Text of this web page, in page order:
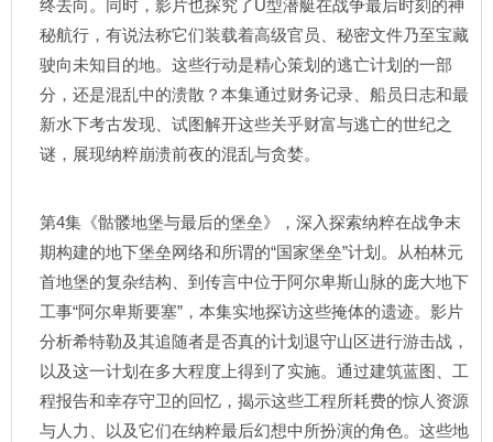
终去向。同时，影片也探究了U型潜艇在战争最后时刻的神
秘航行，有说法称它们装载着高级官员、秘密文件乃至宝藏
驶向未知目的地。这些行动是精心策划的逃亡计划的一部
分，还是混乱中的溃散？本集通过财务记录、船员日志和最
新水下考古发现、试图解开这些关乎财富与逃亡的世纪之
谜，展现纳粹崩溃前夜的混乱与贪婪。
第4集《骷髅地堡与最后的堡垒》，深入探索纳粹在战争末
期构建的地下堡垒网络和所谓的“国家堡垒”计划。从柏林元
首地堡的复杂结构、到传言中位于阿尔卑斯山脉的庞大地下
工事“阿尔卑斯要塞”，本集实地探访这些掩体的遗迹。影片
分析希特勒及其追随者是否真的计划退守山区进行游击战，
以及这一计划在多大程度上得到了实施。通过建筑蓝图、工
程报告和幸存守卫的回忆，揭示这些工程所耗费的惊人资源
与人力、以及它们在纳粹最后幻想中所扮演的角色。这些地